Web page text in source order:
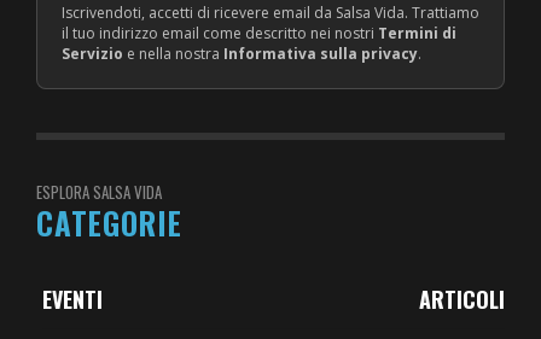
Iscrivendoti, accetti di ricevere email da Salsa Vida. Trattiamo
il tuo indirizzo email come descritto nei nostri Termini di
Servizio e nella nostra Informativa sulla privacy.
ESPLORA SALSA VIDA
CATEGORIE
ARTICOLI
EVENTI